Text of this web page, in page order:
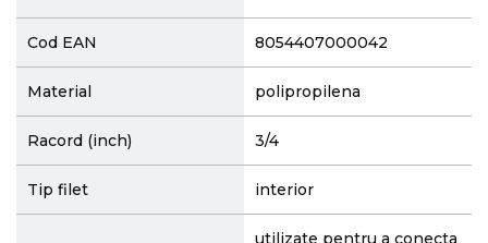
Cod EAN 8054407000042
Material polipropilena
Racord (inch) 3/4
Tip filet interior
utilizate pentru a conecta